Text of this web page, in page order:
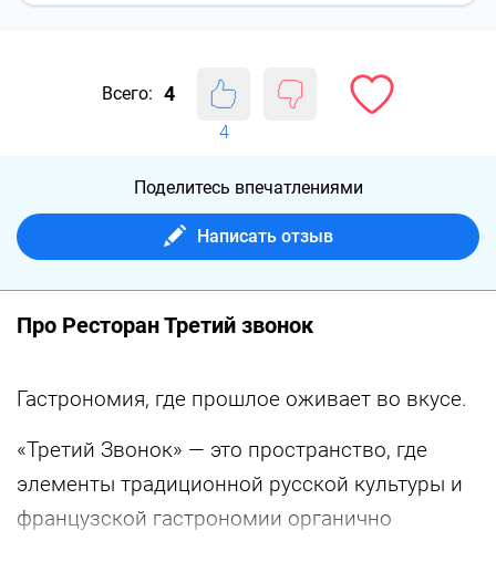
Всего: 4
4
Поделитесь впечатлениями
Написать отзыв
Про Ресторан Третий звонок
Гастрономия, где прошлое оживает во вкусе.
«Третий Звонок» — это пространство, где
элементы традиционной русской культуры и
французской гастрономии органично